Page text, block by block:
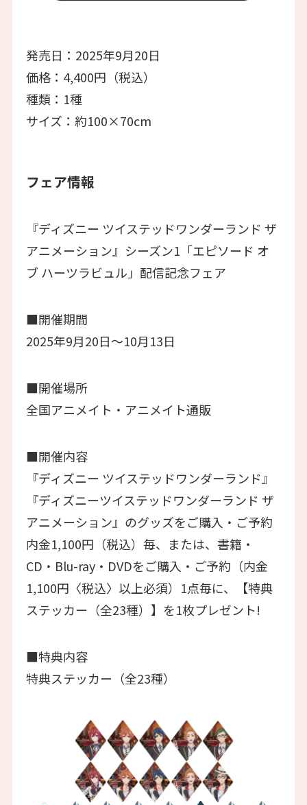
発売日：2025年9月20日
価格：4,400円（税込）
種類：1種
サイズ：約100×70cm
フェア情報
『ディズニー ツイステッドワンダーランド ザ
アニメーション』シーズン1「エピソード オ
ブ ハーツラビュル」配信記念フェア
■開催期間
2025年9月20日～10月13日
■開催場所
全国アニメイト・アニメイト通販
■開催内容
『ディズニー ツイステッドワンダーランド』
『ディズニーツイステッドワンダーランド ザ
アニメーション』のグッズをご購入・ご予約
内金1,100円（税込）毎、または、書籍・
CD・Blu-ray・DVDをご購入・ご予約（内金
1,100円〈税込〉以上必須）1点毎に、【特典
ステッカー（全23種）】を1枚プレゼント!
■特典内容
特典ステッカー（全23種）